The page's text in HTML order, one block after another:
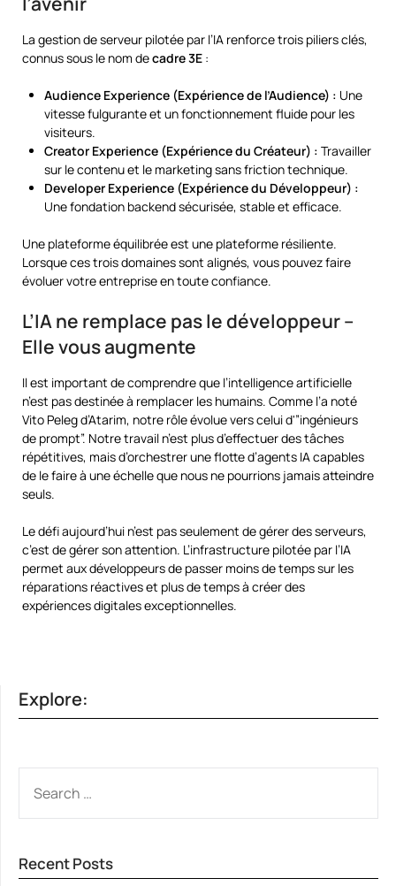
La gestion de serveur pilotée par l’IA renforce trois piliers clés,
connus sous le nom decadre 3E :
Audience Experience (Expérience de l’Audience) : Une
vitesse fulgurante et un fonctionnement fluide pour les
visiteurs.
Creator Experience (Expérience du Créateur) : Travailler
sur le contenu et le marketing sans friction technique.
Developer Experience (Expérience du Développeur) :
Une fondation backend sécurisée, stable et efficace.
Une plateforme équilibrée est une plateforme résiliente.
Lorsque ces trois domaines sont alignés, vous pouvez faire
évoluer votre entreprise en toute confiance.
L’IA ne remplace pas le développeur –
Elle vous augmente
Il est important de comprendre que l’intelligence artificielle
n’est pas destinée à remplacer les humains. Comme l’a noté
Vito Peleg d’Atarim, notre rôle évolue vers celui d'”ingénieurs
de prompt”. Notre travail n’est plus d’effectuer des tâches
répétitives, mais d’orchestrer une flotte d’agents IA capables
de le faire à une échelle que nous ne pourrions jamais atteindre
seuls.
Le défi aujourd’hui n’est pas seulement de gérer des serveurs,
c’est de gérer son attention. L’infrastructure pilotée par l’IA
permet aux développeurs de passer moins de temps sur les
réparations réactives et plus de temps à créer des
expériences digitales exceptionnelles.
Explore:
FOR:
Recent Posts